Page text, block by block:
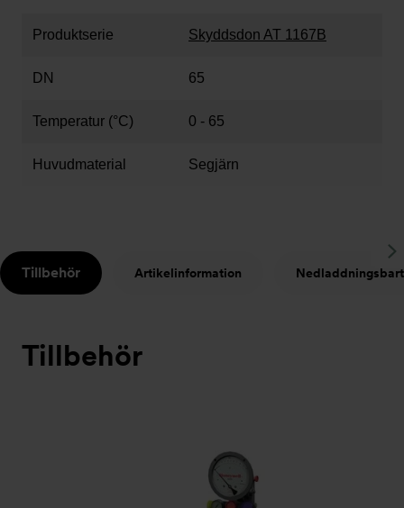
Produktserie Skyddsdon AT 1167B
DN 65
Temperatur (°C) 0 - 65
Huvudmaterial Segjärn
Tillbehör Artikelinformation Nedladdningsbart
Tillbehör